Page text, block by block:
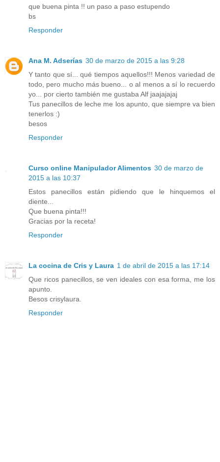
que buena pinta !! un paso a paso estupendo
bs
Responder
Ana M. Adserías 30 de marzo de 2015 a las 9:28
Y tanto que sí... qué tiempos aquellos!!! Menos variedad de
todo, pero mucho más bueno... o al menos a sí lo recuerdo
yo... por cierto también me gustaba Alf jaajajajaj
Tus panecillos de leche me los apunto, que siempre va bien
tenerlos :)
besos
Responder
Curso online Manipulador Alimentos 30 de marzo de
2015 a las 10:37
Estos panecillos están pidiendo que le hinquemos el
diente...
Que buena pinta!!!
Gracias por la receta!
Responder
La cocina de Cris y Laura 1 de abril de 2015 a las 17:14
Que ricos panecillos, se ven ideales con esa forma, me los
apunto.
Besos crisylaura.
Responder